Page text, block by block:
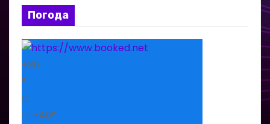
Погода
+36
°
C
H: +40°